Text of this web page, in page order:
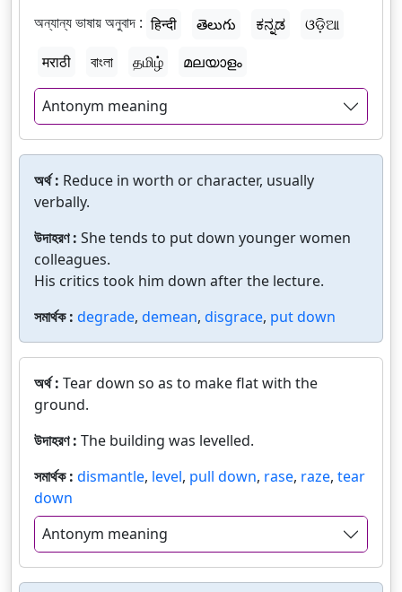
অন্যান্য ভাষায় অনুবাদ : हिन्दी తెలుగు ಕನ್ನಡ
ଓଡ଼ିଆ
मराठी
বাংলা தமிழ் മലയാളം
Antonym meaning
অর্থ : Reduce in worth or character, usually
verbally.
উদাহরণ : She tends to put down younger women
colleagues.
His critics took him down after the lecture.
সমার্থক : degrade, demean, disgrace, put down
অর্থ : Tear down so as to make flat with the
ground.
উদাহরণ : The building was levelled.
সমার্থক : dismantle, level, pull down, rase, raze, tear
down
Antonym meaning